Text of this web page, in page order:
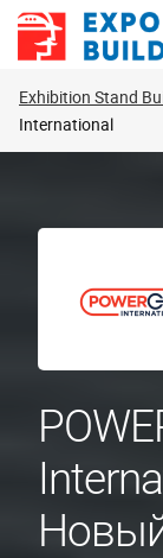
Перейти
Exhibition Stand
International